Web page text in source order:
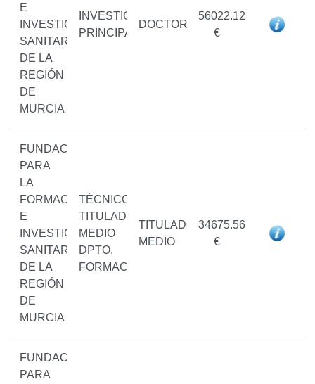
E
INVESTIGACIÓN
SANITARIAS
DE LA
REGIÓN
DE
MURCIA
INVESTIGADOR/A
PRINCIPAL
DOCTOR/A
56022.12
€
FUNDACIÓN
PARA
LA
FORMACIÓN
E
INVESTIGACIÓN
SANITARIAS
DE LA
REGIÓN
DE
MURCIA
TÉCNICO/A
TITULADO/A
MEDIO
DPTO.
FORMACIÓN
TITULADO/A
MEDIO
34675.56
€
FUNDACIÓN
PARA